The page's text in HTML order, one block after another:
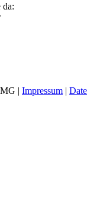
da:
| Impressum |